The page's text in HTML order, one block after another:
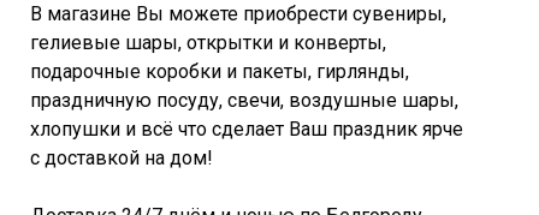
В магазине Вы можете приобрести сувениры,
гелиевые шары, открытки и конверты,
подарочные коробки и пакеты, гирлянды,
праздничную посуду, свечи, воздушные шары,
хлопушки и всё что сделает Ваш праздник ярче
с доставкой на дом!